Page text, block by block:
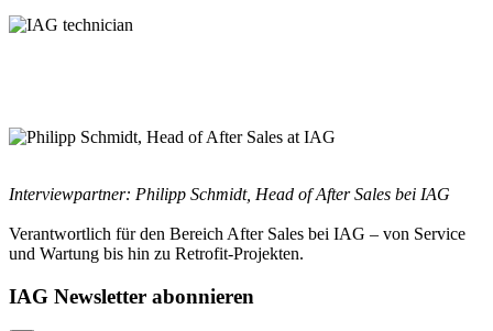
Interviewpartner: Philipp Schmidt, Head of After Sales bei IAG
Verantwortlich für den Bereich After Sales bei IAG – von Service
und Wartung bis hin zu Retrofit-Projekten.
IAG Newsletter abonnieren